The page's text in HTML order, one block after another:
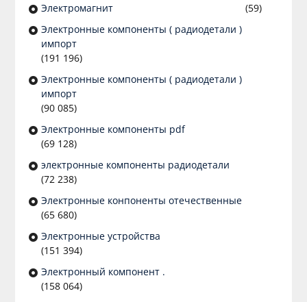
Электромагнит
(59)
Электронные компоненты ( радиодетали )
импорт
(191 196)
Электронные компоненты ( радиодетали )
импорт
(90 085)
Электронные компоненты pdf
(69 128)
электронные компоненты радиодетали
(72 238)
Электронные конпоненты отечественные
(65 680)
Электронные устройства
(151 394)
Электронный компонент .
(158 064)